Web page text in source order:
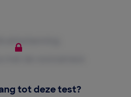
tot deze test?